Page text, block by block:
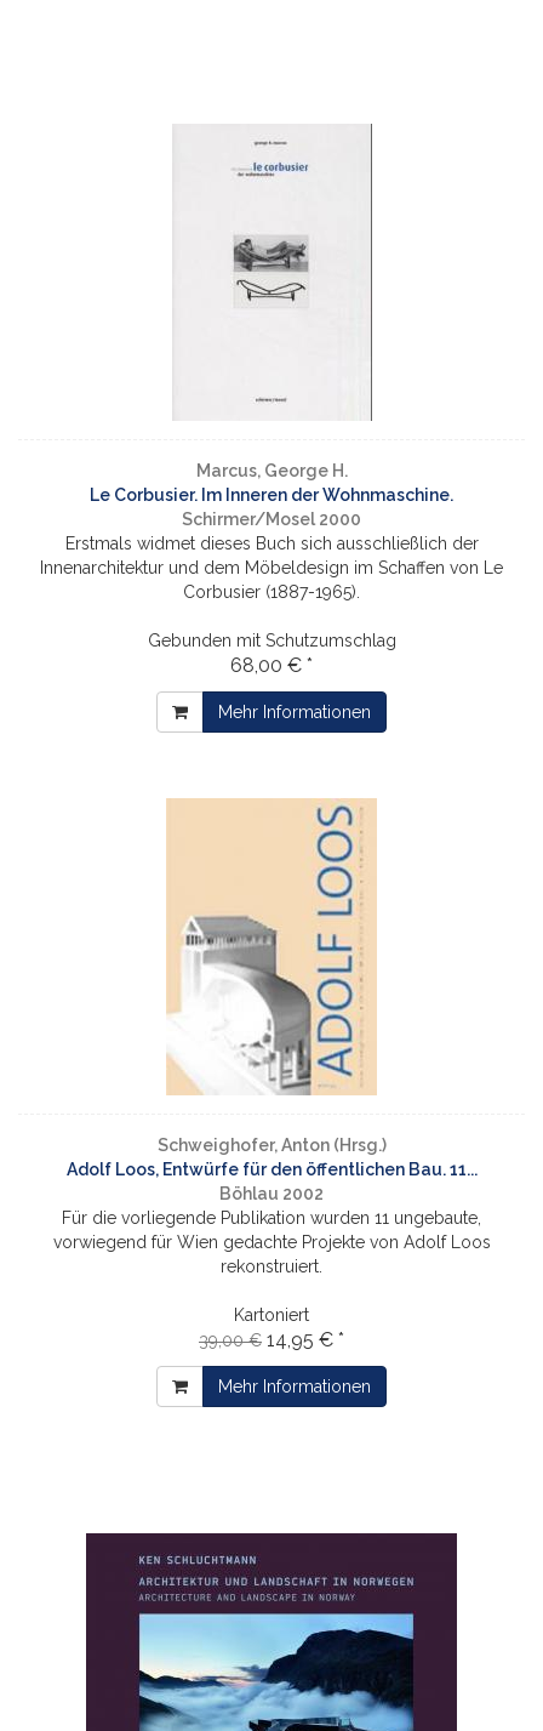
Marcus, George H.
Le Corbusier. Im Inneren der Wohnmaschine.
Schirmer/Mosel 2000
Erstmals widmet dieses Buch sich ausschließlich der
Innenarchitektur und dem Möbeldesign im Schaffen von Le
Corbusier (1887-1965).
Gebunden mit Schutzumschlag
68,00 € *
Mehr Informationen
Schweighofer, Anton (Hrsg.)
Adolf Loos, Entwürfe für den öffentlichen Bau. 11...
Böhlau 2002
Für die vorliegende Publikation wurden 11 ungebaute,
vorwiegend für Wien gedachte Projekte von Adolf Loos
rekonstruiert.
Kartoniert
39,00 € 14,95 € *
Mehr Informationen